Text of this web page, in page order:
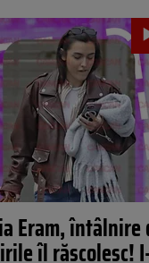
Eram, întâlnire
îl răscolesc!